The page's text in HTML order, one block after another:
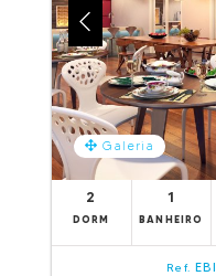
Galeria
2
DORM
1
BANHEIRO
Ref.